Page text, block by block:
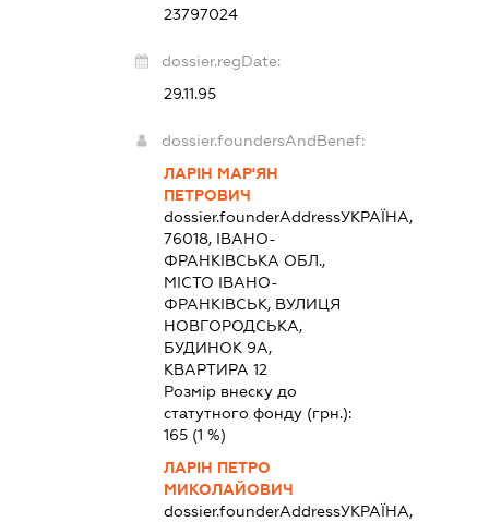
23797024
dossier.regDate:
29.11.95
dossier.foundersAndBenef:
ЛАРІН МАР'ЯН
ПЕТРОВИЧ
dossier.founderAddressУКРАЇНА,
76018, ІВАНО-
ФРАНКІВСЬКА ОБЛ.,
МІСТО ІВАНО-
ФРАНКІВСЬК, ВУЛИЦЯ
НОВГОРОДСЬКА,
БУДИНОК 9А,
КВАРТИРА 12
Розмір внеску до
статутного фонду (грн.):
165(1 %)
ЛАРІН ПЕТРО
МИКОЛАЙОВИЧ
dossier.founderAddressУКРАЇНА,